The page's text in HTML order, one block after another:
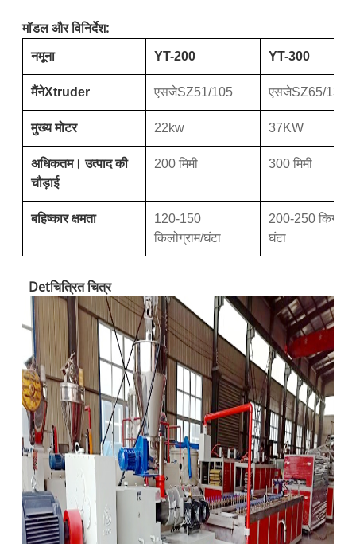
मॉडल और विनिर्देश:
नमूना YT-200 YT-300
मैंनेXtruder एसजेSZ51/105 एसजेSZ65/132
मुख्य मोटर 22kw 37KW
अधिकतम। उत्पाद की
चौड़ाई
200 मिमी 300 मिमी
बहिष्कार क्षमता
120-150
किलोग्राम/घंटा
200-250 किग्रा/
घंटा
Detचित्रित चित्र